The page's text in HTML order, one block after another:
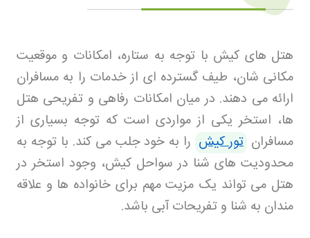
هتل های کیش با توجه به ستاره، امکانات و موقعیت
مکانی شان، طیف گسترده ای از خدمات را به مسافران
ارائه می دهند. در میان امکانات رفاهی و تفریحی هتل
ها، استخر یکی از مواردی است که توجه بسیاری از
مسافران تور کیش را به خود جلب می کند. با توجه به
محدودیت های شنا در سواحل کیش، وجود استخر در
هتل می تواند یک مزیت مهم برای خانواده ها و علاقه
مندان به شنا و تفریحات آبی باشد.